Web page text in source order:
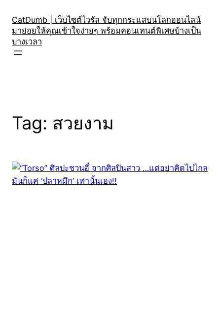
content
CatDumb | เว็บไซต์ไวรัล จับทุกกระแสบนโลกออนไลน์
มาย่อยให้คุณเข้าใจง่ายๆ พร้อมคอนเทนต์พิเศษบ้างเป็น
บางเวลา
Tag: สวยงาม